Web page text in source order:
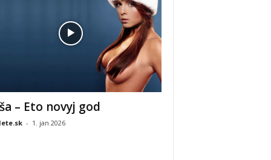
– Eto novyj god
- 1. jan 2026